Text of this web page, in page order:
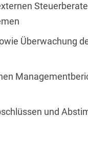
Überwachung
und